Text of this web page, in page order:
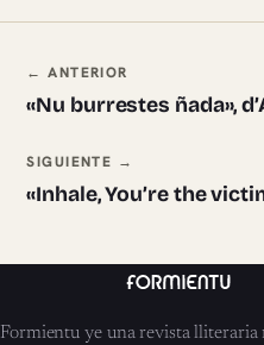
Navegación
← ANTERIOR
«Nu burrestes ñada»,
SIGUIENTE →
«Inhale, You’re the
Formientu ye una revista lliteraria